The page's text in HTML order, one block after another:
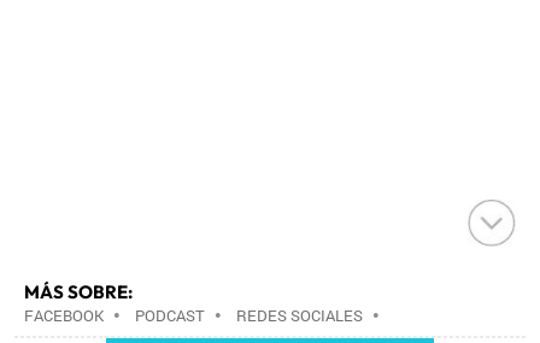
MÁS SOBRE:
FACEBOOK • PODCAST • REDES SOCIALES •